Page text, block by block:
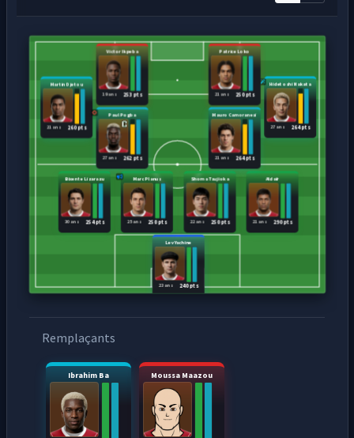
Lev Yachine
240 pts
23 ans
Bixente Lizarazu
254 pts
30 ans
Marc Planus
250 pts
25 ans
Shoma Tsujioka
250 pts
22 ans
Aldaïr
290 pts
21 ans
Martin Djetou
260 pts
21 ans
Paul Pogba
262 pts
27 ans
Mauro Camoranesi
264 pts
21 ans
Hidetoshi Nakata
264 pts
27 ans
Victor Ikpeba
253 pts
19 ans
Patrice Loko
250 pts
21 ans
Remplaçants
Ibrahim Ba Moussa Maazou